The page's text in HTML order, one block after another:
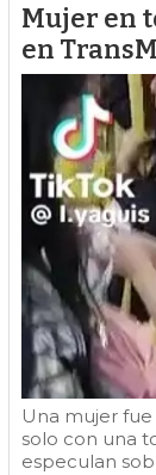
Mujer en
en
Una mujer
solo con una
especulan